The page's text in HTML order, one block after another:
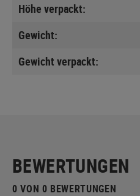
Höhe verpackt:
Gewicht:
Gewicht verpackt:
BEWERTUNGEN
0 VON 0 BEWERTUNGEN